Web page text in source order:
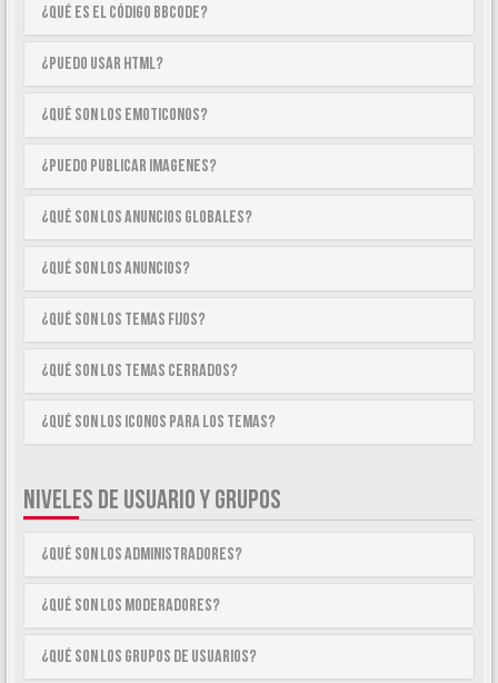
¿Qué es el código BBCode?
¿Puedo usar HTML?
¿Qué son los emoticonos?
¿Puedo publicar imagenes?
¿Qué son los anuncios globales?
¿Qué son los anuncios?
¿Qué son los temas fijos?
¿Qué son los temas cerrados?
¿Qué son los iconos para los temas?
NIVELES DE USUARIO Y GRUPOS
¿Qué son los Administradores?
¿Qué son los Moderadores?
¿Qué son los Grupos de Usuarios?